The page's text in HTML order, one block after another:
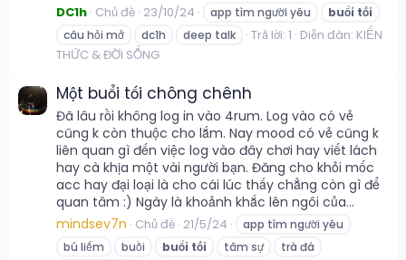
DC1h Chủ đề 23/10/24 app tìm người yêu buổi tối
câu hỏi mở
dc1h deep talk Trả lời: 1 Diễn đàn: KIẾN
THỨC & ĐỜI SỐNG
Một buổi tối chông chênh
Đã lâu rồi không log in vào 4rum. Log vào có vẻ
cũng k còn thuộc cho lắm. Nay mood có vẻ cũng k
liên quan gì đến việc log vào đây chơi hay viết lách
hay cà khịa một vài người bạn. Đăng cho khỏi mốc
acc hay đại loại là cho cái lúc thấy chẳng còn gì để
quan tâm :) Ngày là khoảnh khắc lên ngôi của...
mindsev7n Chủ đề 21/5/24
app tìm người yêu
bú liếm
buồi buổi tối tâm sự
trà đá